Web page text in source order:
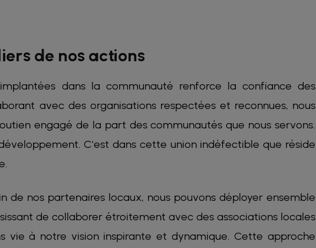
de nos actions
dans la communauté renforce la confiance des
avec des organisations respectées et reconnues, nous
engagé de la part des communautés que nous servons.
C'est dans cette union indéfectible que réside
de nos partenaires locaux, nous pouvons déployer ensemble
de collaborer étroitement avec des associations locales
vie à notre vision inspirante et dynamique. Cette approche